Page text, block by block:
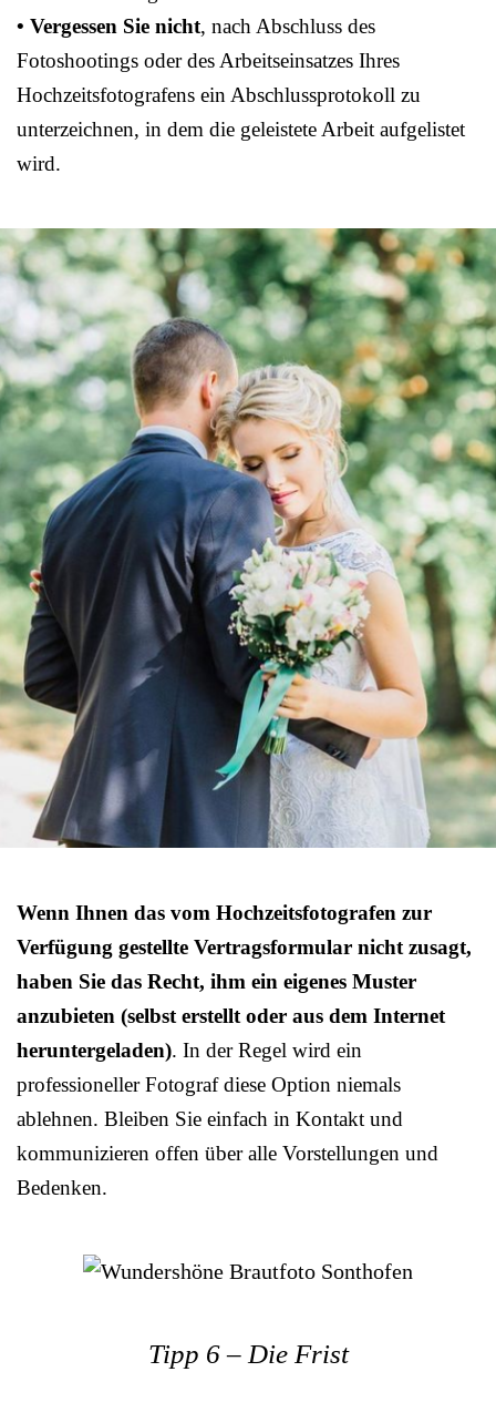
• Vergessen Sie nicht, nach Abschluss des
Fotoshootings oder des Arbeitseinsatzes Ihres
Hochzeitsfotografens ein Abschlussprotokoll zu
unterzeichnen, in dem die geleistete Arbeit aufgelistet
wird.
Wenn Ihnen das vom Hochzeitsfotografen zur
Verfügung gestellte Vertragsformular nicht zusagt,
haben Sie das Recht, ihm ein eigenes Muster
anzubieten (selbst erstellt oder aus dem Internet
heruntergeladen). In der Regel wird ein
professioneller Fotograf diese Option niemals
ablehnen. Bleiben Sie einfach in Kontakt und
kommunizieren offen über alle Vorstellungen und
Bedenken.
Tipp 6 – Die Frist